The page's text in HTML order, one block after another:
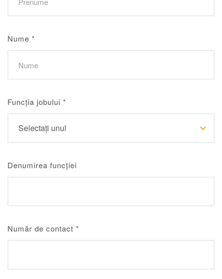
Nume *
Funcția jobului *
Denumirea funcției
Număr de contact *